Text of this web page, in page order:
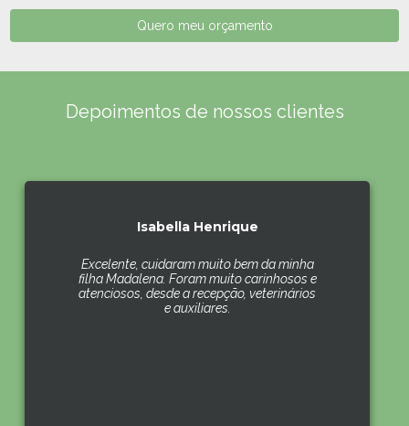
Quero meu orçamento
Depoimentos de nossos clientes
Isabella Henrique
Excelente, cuidaram muito bem da minha
filha Madalena. Foram muito carinhosos e
atenciosos, desde a recepção, veterinários
e auxiliares.